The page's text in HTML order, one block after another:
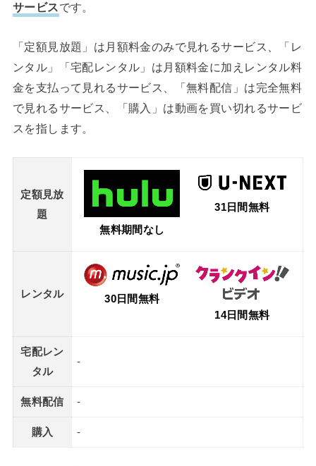
サービスです。
「定額見放題」は月額料金のみで見れるサービス、「レ
ンタル」「宅配レンタル」は月額料金に加えレンタル料
金を支払って見れるサービス、「無料配信」は完全無料
で見れるサービス、「購入」は動画を買い切れるサービ
スを指します。
定額見放
題
無料期間なし
31日間無料
レンタル
30日間無料
14日間無料
宅配レン
タル
-
無料配信 -
購入 -